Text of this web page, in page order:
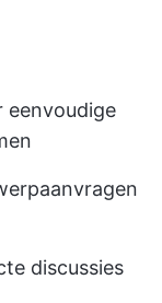
eenvoudige
discussies